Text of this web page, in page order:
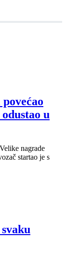
u
nagrade
startao je s